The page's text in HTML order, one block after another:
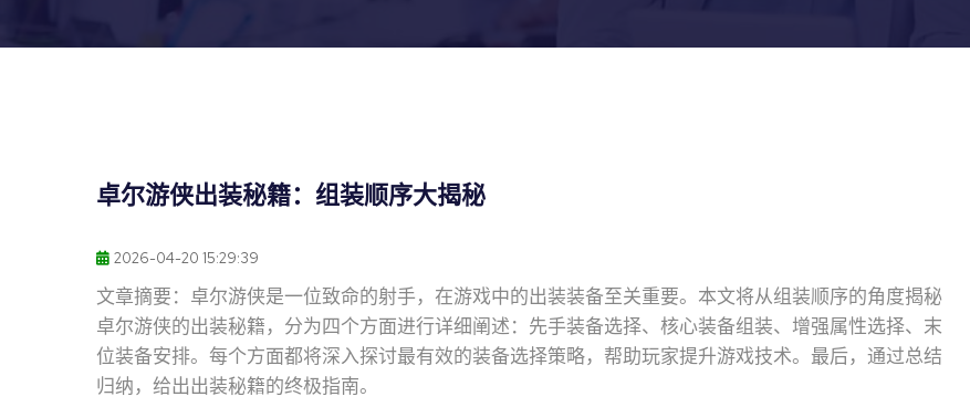
卓尔游侠出装秘籍：组装顺序大揭秘
2026-04-20 15:29:39
文章摘要：卓尔游侠是一位致命的射手，在游戏中的出装装备至关重要。本文将从组装顺序的角度揭秘
卓尔游侠的出装秘籍，分为四个方面进行详细阐述：先手装备选择、核心装备组装、增强属性选择、末
位装备安排。每个方面都将深入探讨最有效的装备选择策略，帮助玩家提升游戏技术。最后，通过总结
归纳，给出出装秘籍的终极指南。